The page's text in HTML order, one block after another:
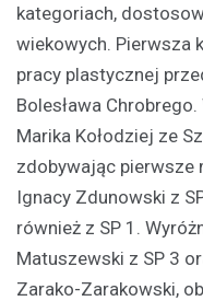
kategoriach,
wiekowych. Pierwsza
pracy plastycznej
Bolesława
Marika Kołodziej ze
zdobywając pierwsze
Ignacy Zdunowski z
również z SP 1.
Matuszewski z SP 3
Zarako-Zarakowski,